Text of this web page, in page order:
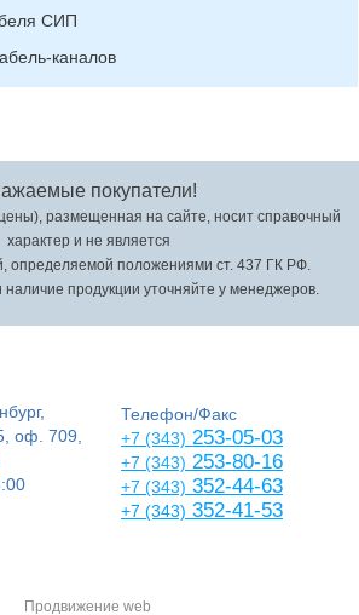
СИП
каналов
покупатели!
размещенная на сайте, носит справочный
характер и не является
определяемой положениями ст. 437 ГК РФ.
наличие продукции уточняйте у менеджеров.
оф. 709,
Телефон/Факс
+7 (343) 253-05-03
+7 (343) 253-80-16
+7 (343) 352-44-63
+7 (343) 352-41-53
Продвижение web